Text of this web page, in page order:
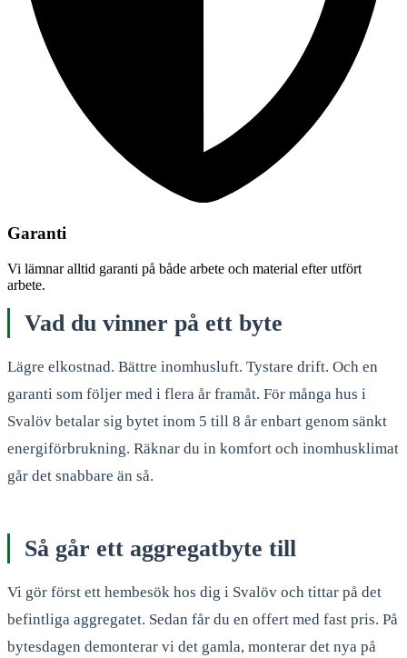
Garanti
Vi lämnar alltid garanti på både arbete och material efter utfört
arbete.
Vad du vinner på ett byte
Lägre elkostnad. Bättre inomhusluft. Tystare drift. Och en
garanti som följer med i flera år framåt. För många hus i
Svalöv betalar sig bytet inom 5 till 8 år enbart genom sänkt
energiförbrukning. Räknar du in komfort och inomhusklimat
går det snabbare än så.
Så går ett aggregatbyte till
Vi gör först ett hembesök hos dig i Svalöv och tittar på det
befintliga aggregatet. Sedan får du en offert med fast pris. På
bytesdagen demonterar vi det gamla, monterar det nya på